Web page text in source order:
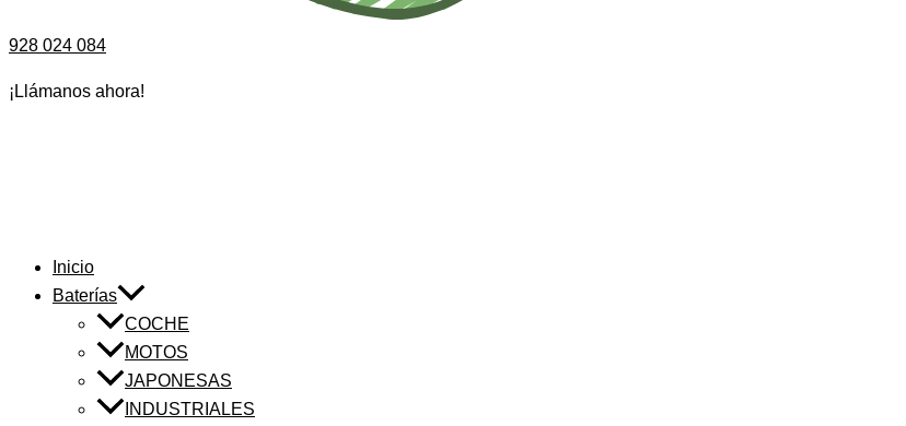
928 024 084
¡Llámanos ahora!
Inicio
Baterías
COCHE
MOTOS
JAPONESAS
INDUSTRIALES